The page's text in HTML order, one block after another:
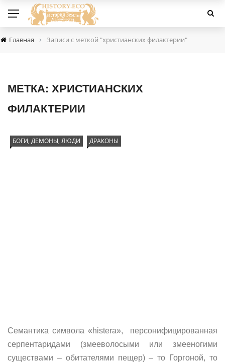
Главная › Записи с меткой "христианских филактерии"
МЕТКА: ХРИСТИАНСКИХ
ФИЛАКТЕРИИ
БОГИ, ДЕМОНЫ, ЛЮДИ ДРАКОНЫ
Семантика символа «histera», персонифицированная
серпентаридами (змееволосыми или змееногими
существами – обитателями пещер) – то Горгоной, то